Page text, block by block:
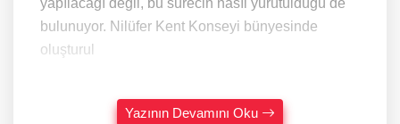
bulunuyor. Nilüfer Kent Konseyi bünyesinde
oluşturul
Yazının Devamını Oku